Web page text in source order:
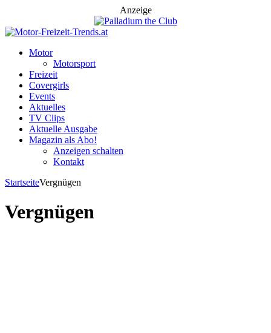
Anzeige
Motor
Motorsport
Freizeit
Covergirls
Events
Aktuelles
TV Clips
Aktuelle Ausgabe
Magazin als Abo!
Anzeigen schalten
Kontakt
StartseiteVergnügen
Vergnügen